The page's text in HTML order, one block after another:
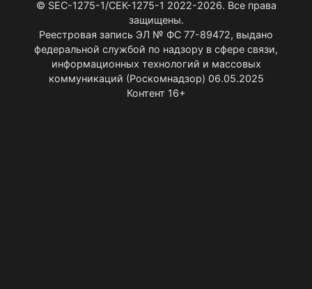
© SEC-1275-1/СЕК-1275-1 2022-2026. Все права
защищены.
Реестровая запись ЭЛ № ФС 77-89472, выдано
федеральной службой по надзору в сфере связи,
информационных технологий и массовых
коммуникаций (Роскомнадзор) 06.05.2025
Контент 16+